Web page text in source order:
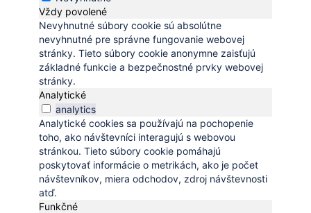
Vždy povolené
Nevyhnutné súbory cookie sú absolútne
nevyhnutné pre správne fungovanie webovej
stránky. Tieto súbory cookie anonymne zaisťujú
základné funkcie a bezpečnostné prvky webovej
stránky.
Analytické
analytics
Analytické cookies sa používajú na pochopenie
toho, ako návštevníci interagujú s webovou
stránkou. Tieto súbory cookie pomáhajú
poskytovať informácie o metrikách, ako je počet
návštevníkov, miera odchodov, zdroj návštevnosti
atď.
Funkčné